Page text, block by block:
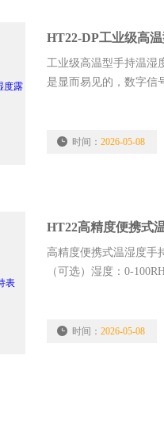
HT22-DP工业级高
工业级高温型手持温湿
是显而易见的，数字信
时间：2026-05-08
HT22高精度便携式
高精度便携式温湿度手
（可选）湿度：0-
时间：2026-05-08